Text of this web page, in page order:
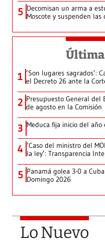
5 Decomisan un arma a
Moscote y suspenden las
1 ‘Son lugares sagrados’:
el Decreto 26 ante la
2 Presupuesto General del
de agosto en la Comisión
3 Meduca fija inicio del
4 ‘Caso del ministro del
la ley’: Transparencia
5 Panamá golea 3-0 a
Domingo 2026
Lo Nuevo